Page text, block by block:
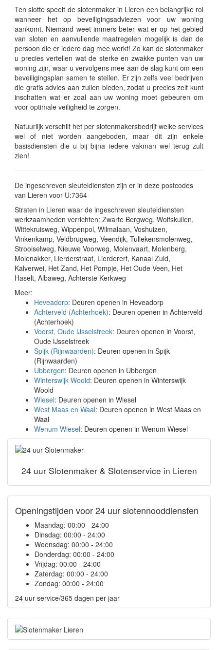
Ten slotte speelt de slotenmaker in Lieren een belangrijke rol
wanneer het op beveiligingsadviezen voor uw woning
aankomt. Niemand weet immers beter wat er op het gebied
van sloten en aanvullende maatregelen mogelijk is dan de
persoon die er iedere dag mee werkt! Zo kan de slotenmaker
u precies vertellen wat de sterke en zwakke punten van uw
woning zijn, waar u vervolgens mee aan de slag kunt om een
beveiligingsplan samen te stellen. Er zijn zelfs veel bedrijven
die gratis advies aan zullen bieden, zodat u precies zelf kunt
inschatten wat er zoal aan uw woning moet gebeuren om
voor optimale veiligheid te zorgen.
Natuurlijk verschilt het per slotenmakersbedrijf welke services
wel of niet worden aangeboden, maar dit zijn enkele
basisdiensten die u bij bijna iedere vakman wel terug zult
zien!
De ingeschreven sleuteldiensten zijn er in deze postcodes
van Lieren voor U:7364
Straten in Lieren waar de ingeschreven sleuteldiensten
werkzaamheden verrichten: Zwarte Bergweg, Wolfskuilen,
Wittekruisweg, Wippenpol, Wilmalaan, Voshuizen,
Vinkenkamp, Veldbrugweg, Veendijk, Tullekensmolenweg,
Strooiselweg, Nieuwe Voorweg, Molenvaart, Molenberg,
Molenakker, Lierderstraat, Lierdererf, Kanaal Zuid,
Kalverwei, Het Zand, Het Pompje, Het Oude Veen, Het
Haselt, Albaweg, Achterste Kerkweg
Meer:
Heveadorp: Deuren openen in Heveadorp
Achterveld (Achterhoek): Deuren openen in Achterveld
(Achterhoek)
Voorst, Oude IJsselstreek: Deuren openen in Voorst,
Oude IJsselstreek
Spijk (Rijnwaarden): Deuren openen in Spijk
(Rijnwaarden)
Ubbergen: Deuren openen in Ubbergen
Winterswijk Woold: Deuren openen in Winterswijk
Woold
Wiesel: Deuren openen in Wiesel
West Maas en Waal: Deuren openen in West Maas en
Waal
Wenum Wiesel: Deuren openen in Wenum Wiesel
24 uur Slotenmaker & Slotenservice in Lieren
Openingstijden voor 24 uur slotennooddiensten
Maandag: 00:00 - 24:00
Dinsdag: 00:00 - 24:00
Woensdag: 00:00 - 24:00
Donderdag: 00:00 - 24:00
Vrijdag: 00:00 - 24:00
Zaterdag: 00:00 - 24:00
Zondag: 00:00 - 24:00
24 uur service/365 dagen per jaar